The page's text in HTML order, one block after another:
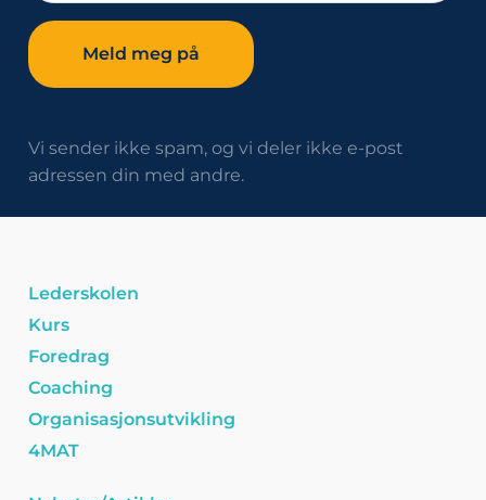
Vi sender ikke spam, og vi deler ikke e-post
adressen din med andre.
Lederskolen
Kurs
Foredrag
Coaching
Organisasjonsutvikling
4MAT